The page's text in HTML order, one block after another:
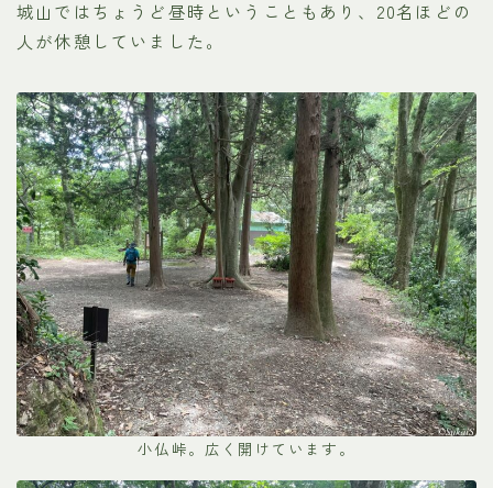
城山ではちょうど昼時ということもあり、20名ほどの
人が休憩していました。
小仏峠。広く開けています。